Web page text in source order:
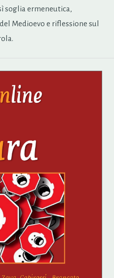
soglia ermeneutica,
Medioevo e riflessione sul